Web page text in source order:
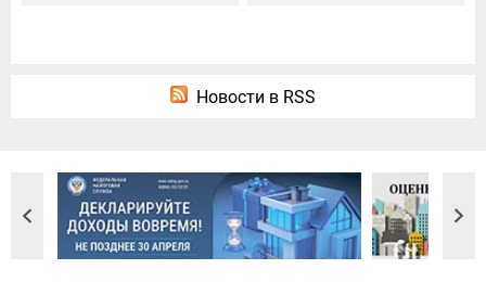
Новости в RSS